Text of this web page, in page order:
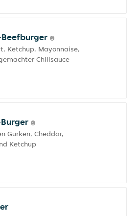
Ketchup, Mayonnaise,
Chilisauce
Gurken, Cheddar,
Ketchup